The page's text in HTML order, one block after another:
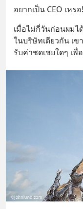
อยากเป็น CEO เหร
เมื่อไม่กี่วันก่อนผมไ
ในบริษัทเดียวกัน เ
รับค่าชดเชยใดๆ เ